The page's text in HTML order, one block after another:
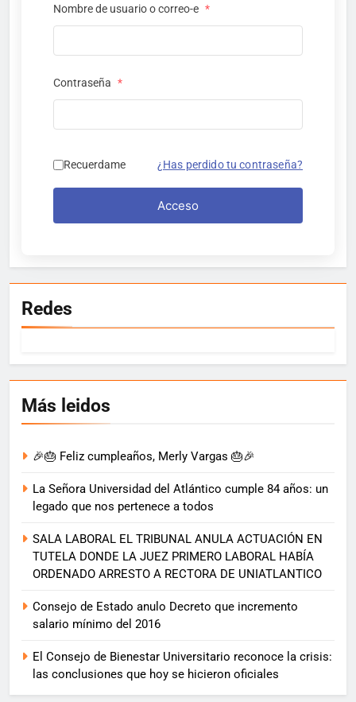
Nombre de usuario o correo-e *
Contraseña *
Recuerdame ¿Has perdido tu contraseña?
Acceso
Redes
Más leidos
🎉🎂 Feliz cumpleaños, Merly Vargas 🎂🎉
La Señora Universidad del Atlántico cumple 84 años: un
legado que nos pertenece a todos
SALA LABORAL EL TRIBUNAL ANULA ACTUACIÓN EN
TUTELA DONDE LA JUEZ PRIMERO LABORAL HABÍA
ORDENADO ARRESTO A RECTORA DE UNIATLANTICO
Consejo de Estado anulo Decreto que incremento
salario mínimo del 2016
El Consejo de Bienestar Universitario reconoce la crisis:
las conclusiones que hoy se hicieron oficiales